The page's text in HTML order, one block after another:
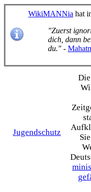
WikiMANNia hat
"Zuerst
dich, dann
du." -
Jugendschutz